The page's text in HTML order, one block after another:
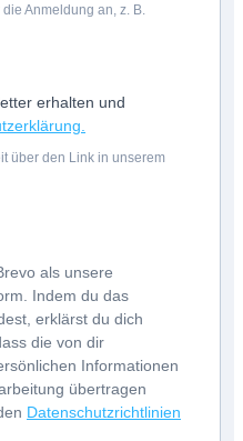
Anmeldung an, z. B.
erhalten und
über den Link in unserem
als unsere
Indem du das
erklärst du dich
die von dir
Informationen
übertragen
Datenschutzrichtlinien